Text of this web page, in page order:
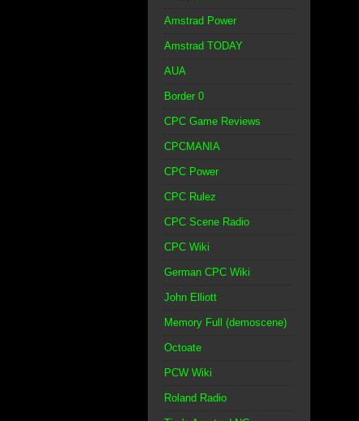
Amstrad Power
Amstrad TODAY
AUA
Border 0
CPC Game Reviews
CPCMANIA
CPC Power
CPC Rulez
CPC Scene Radio
CPC Wiki
German CPC Wiki
John Elliott
Memory Full (demoscene)
Octoate
PCW Wiki
Roland Radio